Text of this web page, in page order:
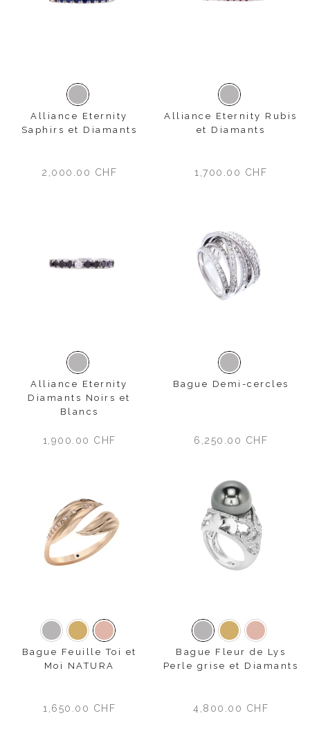
Or blanc
Alliance Eternity
Saphirs et Diamants
2,000.00 CHF
Or blanc
Alliance Eternity Rubis
et Diamants
1,700.00 CHF
Or blanc
Alliance Eternity
Diamants Noirs et
Blancs
1,900.00 CHF
Or blanc
Bague Demi-cercles
6,250.00 CHF
Or blancOr jauneOr rose
Bague Feuille Toi et
Moi NATURA
1,650.00 CHF
Or blancOr jauneOr rose
Bague Fleur de Lys
Perle grise et Diamants
4,800.00 CHF